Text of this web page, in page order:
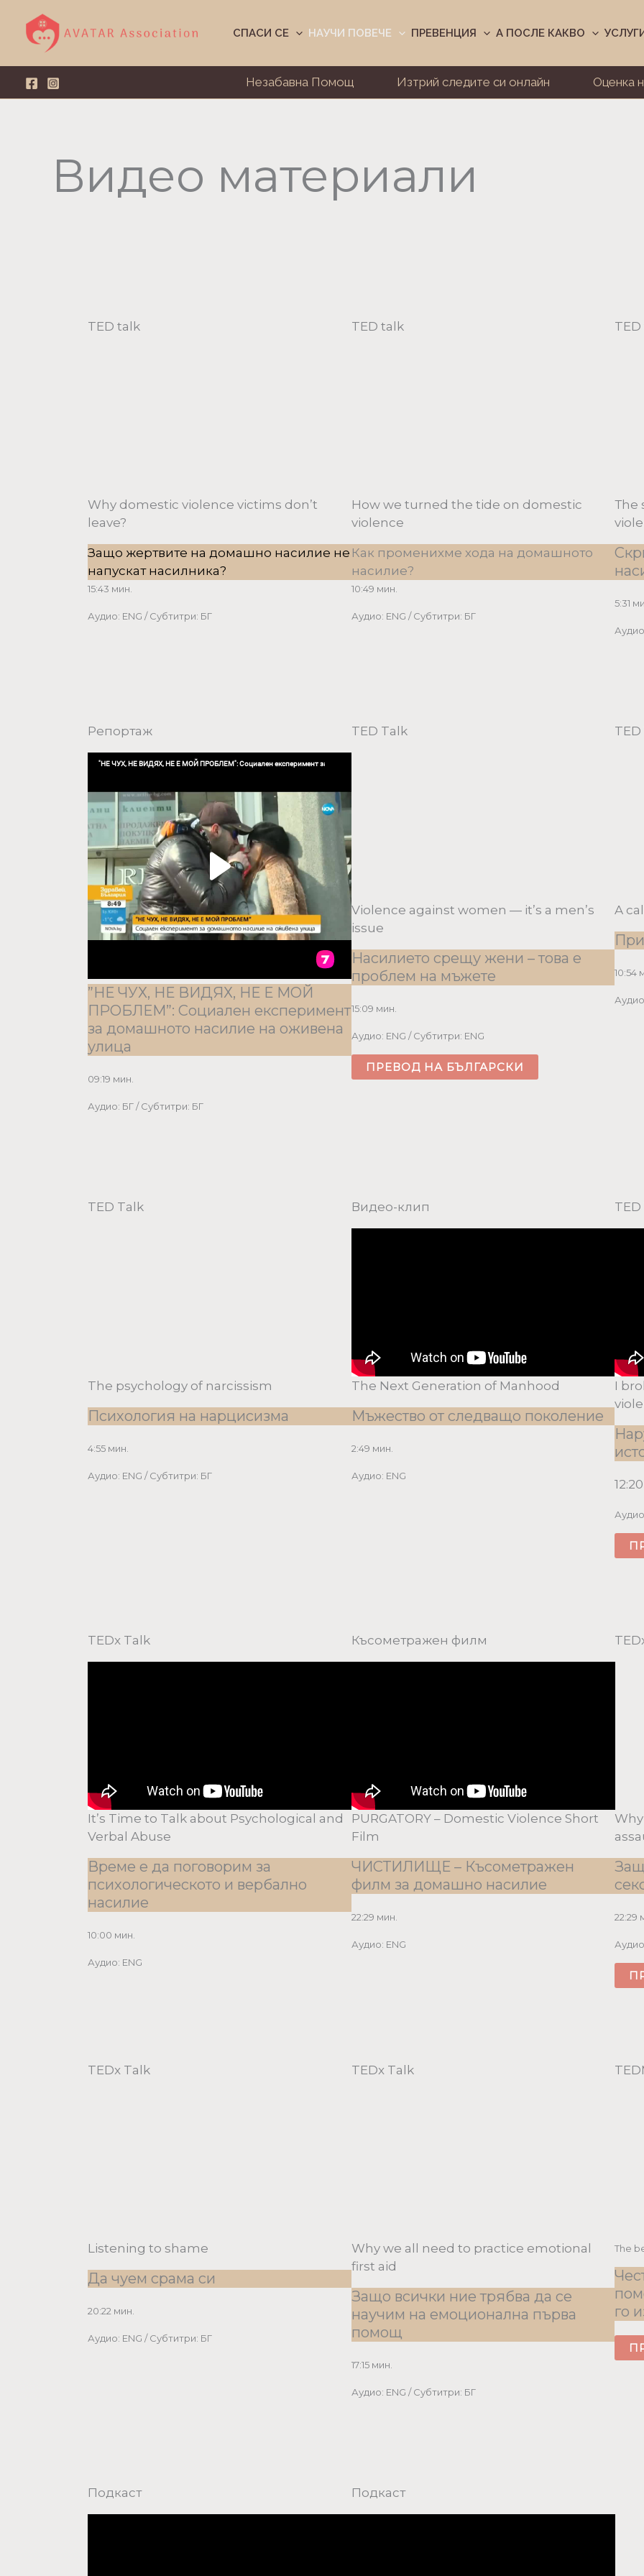
content
СПАСИ СЕ НАУЧИ ПОВЕЧЕ ПРЕВЕНЦИЯ А ПОСЛЕ КАКВО
Незабавна Помощ Изтрий следите си онлайн Оценка
Видео материали
TED talk
Why domestic violence victims don’t
leave?
Защо жертвите на домашно насилие не
напускат насилника?
15:43 мин.
Аудио: ENG / Субтитри: БГ
TED talk
How we turned the tide on domestic
violence
Как променихме хода на домашното
насилие?
10:49 мин.
Аудио: ENG / Субтитри: БГ
Тhe
5:31
Репортаж
”НЕ ЧУХ, НЕ ВИДЯХ, НЕ Е МОЙ
ПРОБЛЕМ”: Социален експеримент
за домашното насилие на оживена
улица
09:19 мин.
Аудио: БГ / Субтитри: БГ
TED Talk
Violence against women — it’s a men’s
issue
Насилието срещу жени – това е
проблем на мъжете
15:09 мин.
Аудио: ENG / Субтитри: ENG
ПРЕВОД НА БЪЛГАРСКИ
A
10:54
TED Talk
The psychology of narcissism
Психология на нарцисизма
4:55 мин.
Аудио: ENG / Субтитри: БГ
Видео-клип
The Next Generation of Manhood
Мъжество от следващо поколение
2:49 мин.
Аудио: ENG
I
TEDx Talk
It’s Time to Talk about Psychological and
Verbal Abuse
Време е да поговорим за
психологическото и вербално
насилие
10:00 мин.
Аудио: ENG
Късометражен филм
PURGATORY – Domestic Violence Short
Film
ЧИСТИЛИЩЕ – Късометражен
филм за домашно насилие
22:29 мин.
Аудио: ENG
22:29
TEDx Talk
Listening to shame
Да чуем срама си
20:22 мин.
Аудио: ENG / Субтитри: БГ
TEDx Talk
Why we all need to practice emotional
first aid
Защо всички ние трябва да се
научим на емоционална първа
помощ
17:15 мин.
Аудио: ENG / Субтитри: БГ
The
го
Подкаст Подкаст